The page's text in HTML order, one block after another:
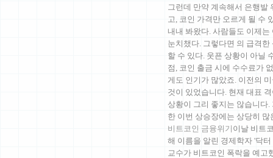
그런데 만약 계속해서 은행발
고, 코인 가격만 오르게 될 수
내내 봐왔다. 사람들도 이제
눈치챘다. 그렇다면 의 급격
할 수 있다. 웃픈 상황이 아닐
점, 코인 출금 시에 수수료가
게도 인기가 많았죠. 이전의
것이 있었습니다. 현재 대표
상황이 그리 좋지는 않습니다
한 이번 상승장에는 상당히
비트코인 금융위기 이날 비트
해 이름을 알린 경제학자 '닥
교수가 비트코인 폭락을 예고